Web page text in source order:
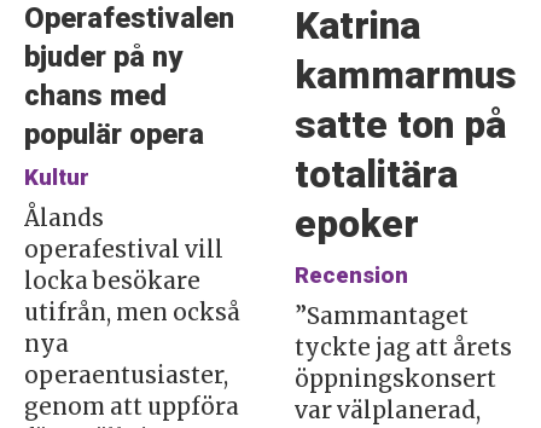
Operafestivalen
bjuder på ny
chans med
populär opera
Kultur
Ålands
operafestival vill
locka besökare
utifrån, men också
nya
operaentusiaster,
genom att uppföra
Katrina
satte ton på
totalitära
epoker
Recension
”Sammantaget
tyckte jag att årets
öppningskonsert
var välplanerad,